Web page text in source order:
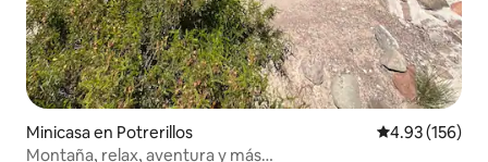
Minicasa en Potrerillos Calificación
4.93 (156)
Montaña, relax, aventura y más…